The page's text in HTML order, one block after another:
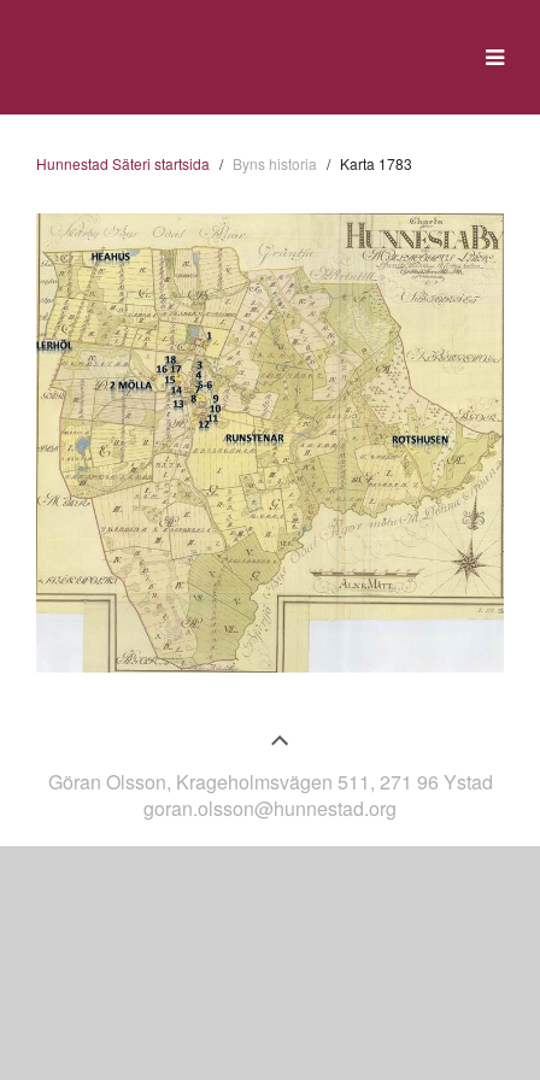
Hunnestad Säteri startsida Byns historia Karta 1783
Göran Olsson, Krageholmsvägen 511, 271 96 Ystad
goran.olsson@hunnestad.org